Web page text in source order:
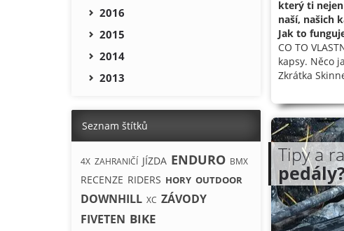
který ti
naší, našich
Jak to
CO TO
kapsy. Něco
Zkrátka
Tipy a
2016
2015
2014
2013
Seznam štítků
4X ZAHRANIČÍ JÍZDA ENDURO BMX
RECENZE RIDERS HORY OUTDOOR
DOWNHILL XC ZÁVODY
FIVETEN BIKE